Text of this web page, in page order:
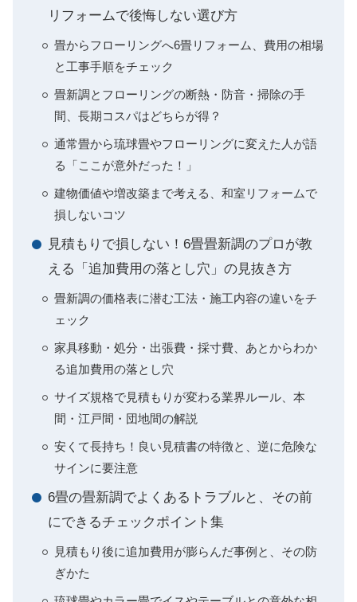
リフォームで後悔しない選び方
畳からフローリングへ6畳リフォーム、費用の相場
と工事手順をチェック
畳新調とフローリングの断熱・防音・掃除の手
間、長期コスパはどちらが得？
通常畳から琉球畳やフローリングに変えた人が語
る「ここが意外だった！」
建物価値や増改築まで考える、和室リフォームで
損しないコツ
見積もりで損しない！6畳畳新調のプロが教
える「追加費用の落とし穴」の見抜き方
畳新調の価格表に潜む工法・施工内容の違いをチ
ェック
家具移動・処分・出張費・採寸費、あとからわか
る追加費用の落とし穴
サイズ規格で見積もりが変わる業界ルール、本
間・江戸間・団地間の解説
安くて長持ち！良い見積書の特徴と、逆に危険な
サインに要注意
6畳の畳新調でよくあるトラブルと、その前
にできるチェックポイント集
見積もり後に追加費用が膨らんだ事例と、その防
ぎかた